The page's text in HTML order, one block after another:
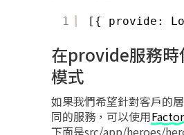
1 [{ provide:
在provide服務時
模式
如果我們希望針對客戶的
同的服務，可以使用
下面是src/app/heroes/